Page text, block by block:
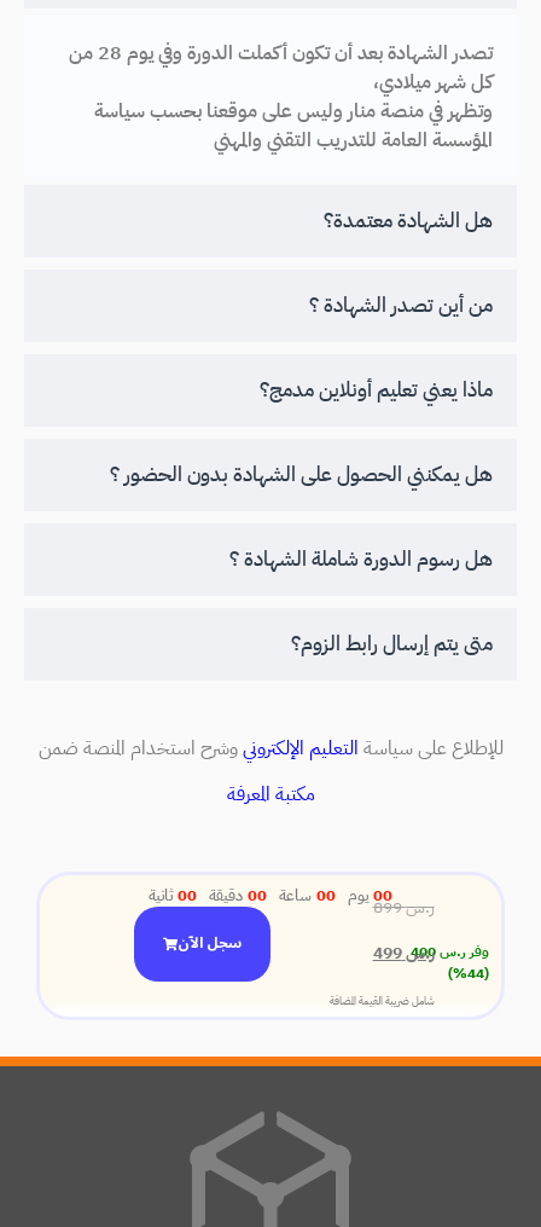
تصدر الشهادة بعد أن تكون أكملت الدورة وفي يوم 28 من
كل شهر ميلادي،
وتظهر في منصة منار وليس على موقعنا بحسب سياسة
المؤسسة العامة للتدريب التقني والمهني
هل الشهادة معتمدة؟
من أين تصدر الشهادة ؟
ماذا يعني تعليم أونلاين مدمج؟
هل يمكنني الحصول على الشهادة بدون الحضور ؟
هل رسوم الدورة شاملة الشهادة ؟
متى يتم إرسال رابط الزوم؟
للإطلاع على سياسة التعليم الإلكتروني وشرح استخدام المنصة ضمن
مكتبة المعرفة
00 يوم 00 دقيقة 00 ثانية
وفرر.س
ر.س
ر.س